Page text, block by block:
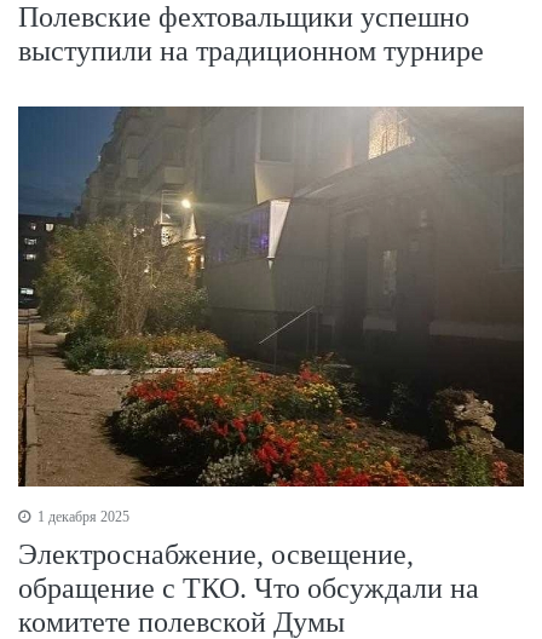
Полевские фехтовальщики успешно
выступили на традиционном турнире
1 декабря 2025
Электроснабжение, освещение,
обращение с ТКО. Что обсуждали на
комитете полевской Думы